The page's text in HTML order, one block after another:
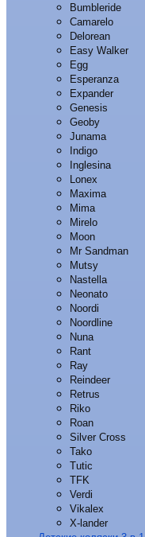
Bumbleride
Camarelo
Delorean
Easy Walker
Egg
Esperanza
Expander
Genesis
Geoby
Junama
Indigo
Inglesina
Lonex
Maxima
Mima
Mirelo
Moon
Mr Sandman
Mutsy
Nastella
Neonato
Noordi
Noordline
Nuna
Rant
Ray
Reindeer
Retrus
Riko
Roan
Silver Cross
Tako
Tutic
TFK
Verdi
Vikalex
X-lander